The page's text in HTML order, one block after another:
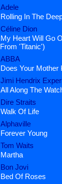
Adele
Rolling In The
Céline Dion
My Heart Will Go
From 'Titanic')
ABBA
Does Your Mother
Jimi Hendrix
All Along The
Dire Straits
Walk Of Life
Alphaville
Forever Young
Tom Waits
Martha
Bon Jovi
Bed Of Roses